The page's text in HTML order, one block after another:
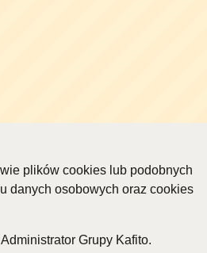
plików cookies lub podobnych
danych osobowych oraz cookies
Grupy Kafito.